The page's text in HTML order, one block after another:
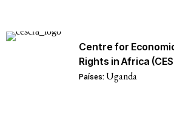
Centre for
Rights in Africa
Países:Uganda